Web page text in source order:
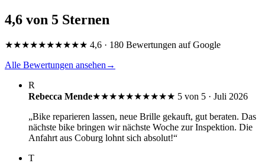
4,6 von 5 Sternen
★★★★★★★★★★ 4,6 · 180 Bewertungen auf Google
Alle Bewertungen ansehen→
R
Rebecca Mende★★★★★★★★★★ 5 von 5 · Juli 2026
„Bike reparieren lassen, neue Brille gekauft, gut beraten. Das
nächste bike bringen wir nächste Woche zur Inspektion. Die
Anfahrt aus Coburg lohnt sich absolut!“
T